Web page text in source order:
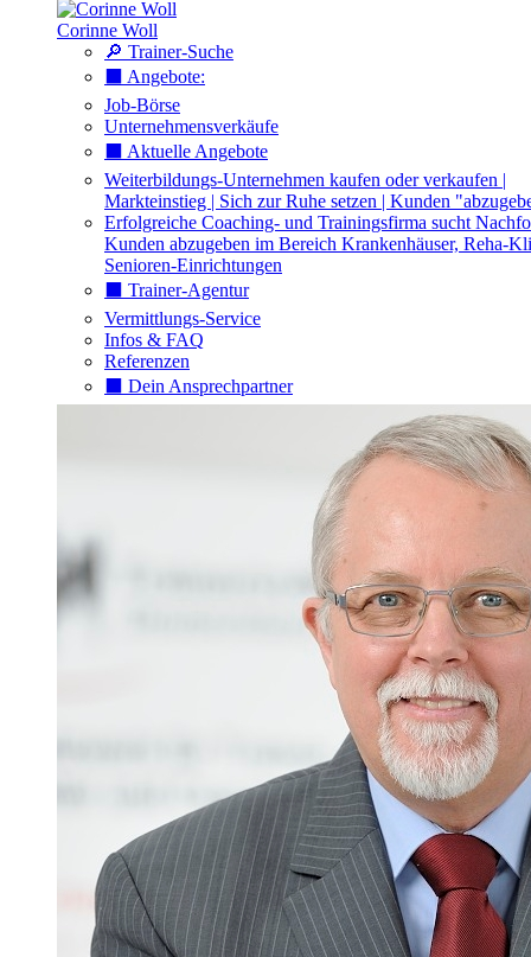
Corinne Woll
🔎 Trainer-Suche
⬛️ Angebote:
Job-Börse
Unternehmensverkäufe
⬛️ Aktuelle Angebote
Weiterbildungs-Unternehmen kaufen oder verkaufen |
Markteinstieg | Sich zur Ruhe setzen | Kunden
Erfolgreiche Coaching- und Trainingsfirma sucht
Kunden abzugeben im Bereich Krankenhäuser, Reha-
Senioren-Einrichtungen
⬛️ Trainer-Agentur
Vermittlungs-Service
Infos & FAQ
Referenzen
⬛️ Dein Ansprechpartner